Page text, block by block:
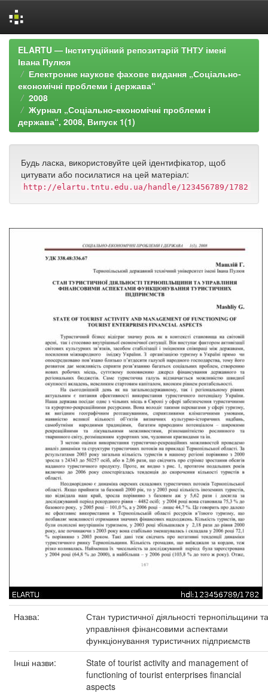
Skip
navigation
ELARTU — Інституційний репозитарій ТНТУ імені
Івана Пулюя
Електронне наукове фахове видання „Соціально-
економічні проблеми і держава“
2008
Журнал „Соціально-економічні проблеми і
держава“, 2008, Випуск 1(1)
Будь ласка, використовуйте цей ідентифікатор, щоб
цитувати або посилатися на цей матеріал:
http://elartu.tntu.edu.ua/handle/123456789/1782
Назва:
Стан туристичної діяльності тернопільщини та
управління фінансовими аспектами
функціонування туристичних підприємств
Інші назви:
State of tourist activity and management of
functioning of tourist enterprises financial
aspects